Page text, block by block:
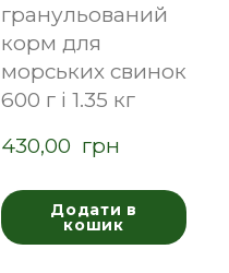
гранульований
корм для
морських свинок
600 г і 1.35 кг
430,00  грн
Додати в
кошик